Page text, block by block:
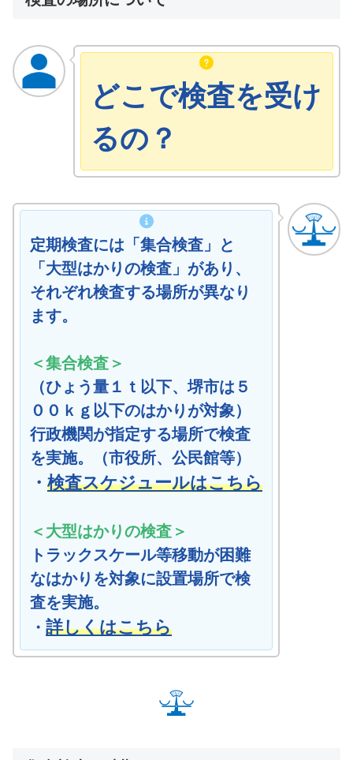
どこで検査を受け
るの？
定期検査には「集合検査」と
「大型はかりの検査」があり、
それぞれ検査する場所が異なり
ます。
＜集合検査＞
（ひょう量１ｔ以下、堺市は５
００ｋｇ以下のはかりが対象）
行政機関が指定する場所で検査
を実施。（市役所、公民館等）
・ 検査スケジュールはこちら
＜大型はかりの検査＞
トラックスケール等移動が困難
なはかりを対象に設置場所で検
査を実施。
・ 詳しくはこちら